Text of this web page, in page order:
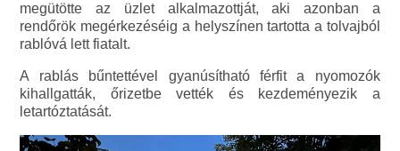
megütötte az üzlet alkalmazottját, aki azonban a
rendőrök megérkezéséig a helyszínen tartotta a tolvajból
rablóvá lett fiatalt.
A rablás bűntettével gyanúsítható férfit a nyomozók
kihallgatták, őrizetbe vették és kezdeményezik a
letartóztatását.